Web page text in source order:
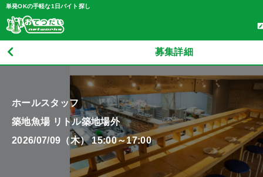
単発OKの手軽な1日バイト探し
募集詳細
ホールスタッフ
築地魚場 リトル築地場外
2026/07/09（木） 15:00～17:00